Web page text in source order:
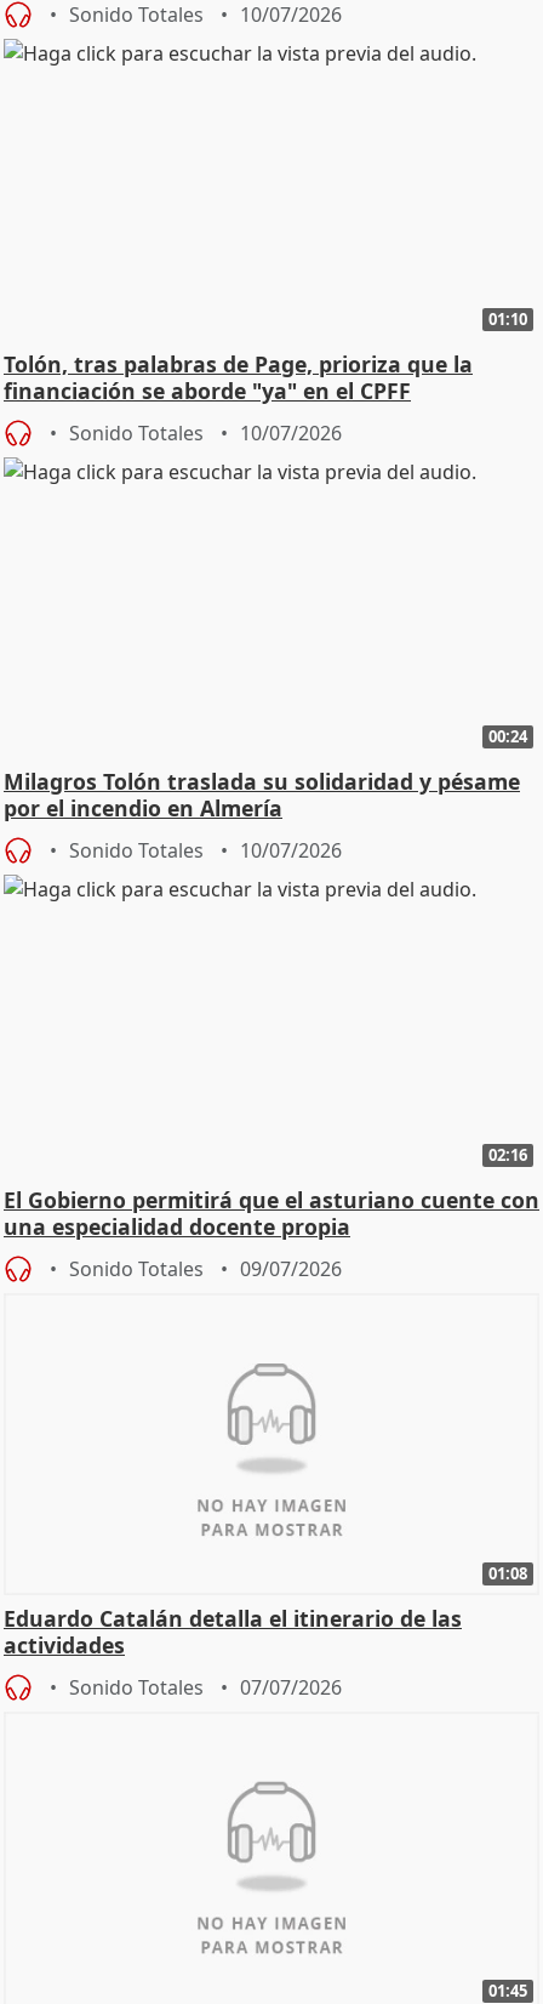
Sonido Totales 10/07/2026
01:10
Tolón, tras palabras de Page, prioriza que la
financiación se aborde "ya" en el CPFF
Sonido Totales 10/07/2026
00:24
Milagros Tolón traslada su solidaridad y pésame
por el incendio en Almería
Sonido Totales 10/07/2026
02:16
El Gobierno permitirá que el asturiano cuente con
una especialidad docente propia
Sonido Totales 09/07/2026
01:08
Eduardo Catalán detalla el itinerario de las
actividades
Sonido Totales 07/07/2026
01:45